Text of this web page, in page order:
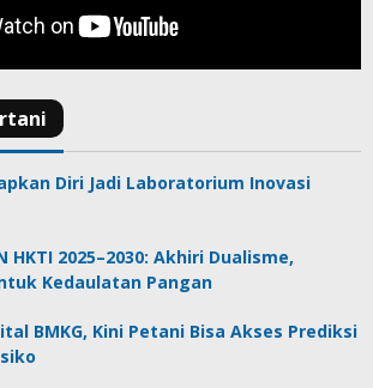
Diri Jadi Laboratorium Inovasi
HKTI 2025–2030: Akhiri Dualisme,
Kedaulatan Pangan
BMKG, Kini Petani Bisa Akses Prediksi